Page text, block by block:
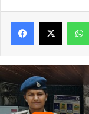
Facebook
X